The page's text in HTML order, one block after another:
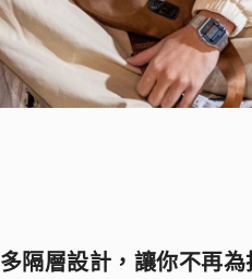
多隔層設計，讓你不再